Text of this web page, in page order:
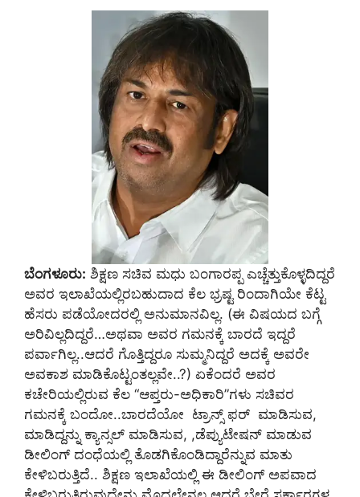
ಬೆಂಗಳೂರು: ಶಿಕ್ಷಣ ಸಚಿವ ಮಧು ಬಂಗಾರಪ್ಪ ಎಚ್ಚೆತ್ತುಕೊಳ್ಳದಿದ್ದರೆ
ಅವರ ಇಲಾಖೆಯಲ್ಲಿರಬಹುದಾದ ಕೆಲ ಭ್ರಷ್ಟ ರಿಂದಾಗಿಯೇ ಕೆಟ್ಟ
ಹೆಸರು ಪಡೆಯೋದರಲ್ಲಿ ಅನುಮಾನವಿಲ್ಲ. (ಈ ವಿಷಯದ ಬಗ್ಗೆ
ಅರಿವಿಲ್ಲದಿದ್ದರೆ…ಅಥವಾ ಅವರ ಗಮನಕ್ಕೆ ಬಾರದೆ ಇದ್ದರೆ
ಪರ್ವಾಗಿಲ್ಲ..ಆದರೆ ಗೊತ್ತಿದ್ದರೂ ಸುಮ್ಮನಿದ್ದರೆ ಅದಕ್ಕೆ ಅವರೇ
ಅವಕಾಶ ಮಾಡಿಕೊಟ್ಟಂತಲ್ಲವೇ..?) ಏಕೆಂದರೆ ಅವರ
ಕಚೇರಿಯಲ್ಲಿರುವ ಕೆಲ “ಆಪ್ತರು-ಅಧಿಕಾರಿ”ಗಳು ಸಚಿವರ
ಗಮನಕ್ಕೆ ಬಂದೋ..ಬಾರದೆಯೋ ಟ್ರಾನ್ಸ್‌ ಫರ್‌‌ ಮಾಡಿಸುವ,
ಮಾಡಿದ್ದನ್ನು ಕ್ಯಾನ್ಸಲ್‌ ಮಾಡಿಸುವ, ,ಡೆಪ್ಯುಟೇಷನ್ ಮಾಡುವ
ಡೀಲಿಂಗ್‌ ದಂಧೆಯಲ್ಲಿ ತೊಡಗಿಕೊಂಡಿದ್ದಾರೆನ್ನುವ ಮಾತು
ಕೇಳಿಬರುತ್ತಿದೆ.. ಶಿಕ್ಷಣ ಇಲಾಖೆಯಲ್ಲಿ ಈ ಡೀಲಿಂಗ್‌ ಅಪವಾದ